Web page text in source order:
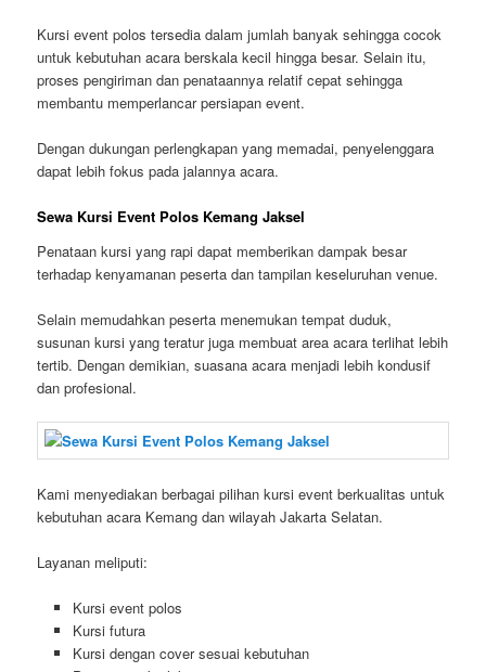
Kursi event polos tersedia dalam jumlah banyak sehingga cocok
untuk kebutuhan acara berskala kecil hingga besar. Selain itu,
proses pengiriman dan penataannya relatif cepat sehingga
membantu memperlancar persiapan event.
Dengan dukungan perlengkapan yang memadai, penyelenggara
dapat lebih fokus pada jalannya acara.
Sewa Kursi Event Polos Kemang Jaksel
Penataan kursi yang rapi dapat memberikan dampak besar
terhadap kenyamanan peserta dan tampilan keseluruhan venue.
Selain memudahkan peserta menemukan tempat duduk,
susunan kursi yang teratur juga membuat area acara terlihat lebih
tertib. Dengan demikian, suasana acara menjadi lebih kondusif
dan profesional.
Kami menyediakan berbagai pilihan kursi event berkualitas untuk
kebutuhan acara Kemang dan wilayah Jakarta Selatan.
Layanan meliputi:
Kursi event polos
Kursi futura
Kursi dengan cover sesuai kebutuhan